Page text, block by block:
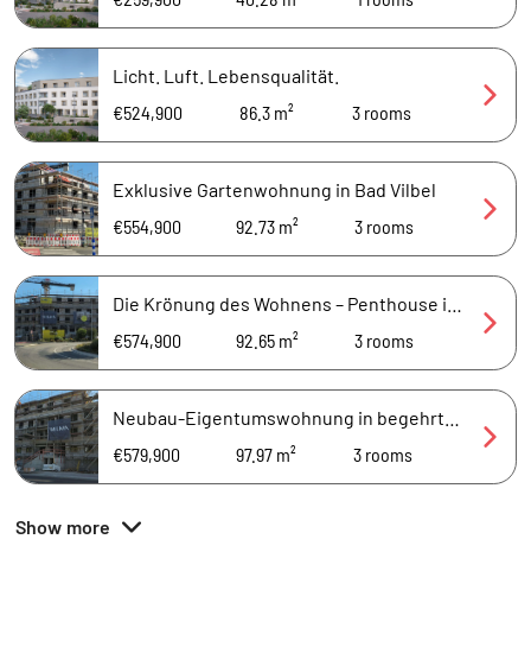
Licht. Luft. Lebensqualität.
€524,900
86.3 m² 3 rooms
Exklusive Gartenwohnung in Bad Vilbel
€554,900
92.73 m² 3 rooms
€574,900
92.65 m² 3 rooms
€579,900
97.97 m² 3 rooms
Show more